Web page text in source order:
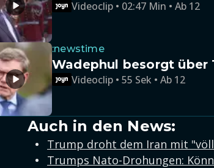
Videoclip • 02:47 Min • Ab 12
:newstime
Wadephul besorgt über
Videoclip • 55 Sek • Ab 12
Auch in den News:
Trump droht dem Iran mit
Trumps Nato-Drohungen: